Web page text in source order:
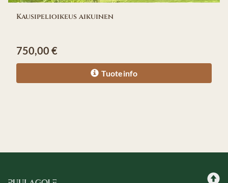
Kausipelioikeus aikuinen
750,00 €
Tuoteinfo